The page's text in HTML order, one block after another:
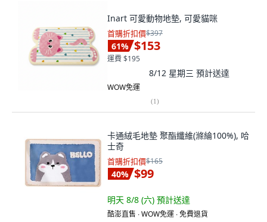
Inart 可愛動物地墊, 可愛貓咪
首購折扣價$397
61% $153
運費 $195
8/12 星期三 預計送達
WOW免運
(1)
卡通絨毛地墊 聚酯纖維(滌綸100%), 哈
士奇
首購折扣價$165
40% $99
明天 8/8 (六) 預計送達
酷澎直售 ∙ WOW免運 ∙ 免費退貨